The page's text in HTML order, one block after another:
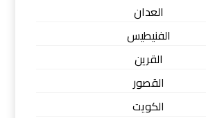
العدان
الفنيطيس
القرين
القصور
الكويت